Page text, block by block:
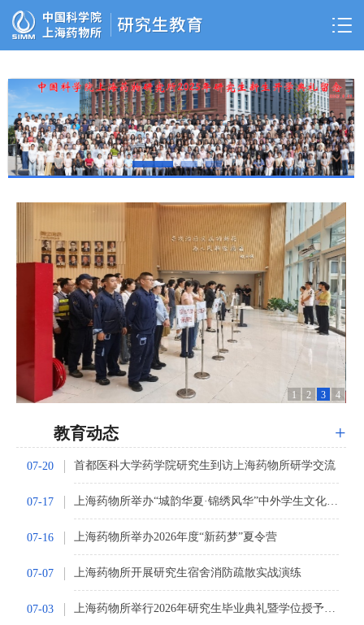
1 2 3 4
教育动态 +
07-20 首都医科大学药学院研究生到访上海药物所研学交流
07-17 上海药物所举办“城韵华夏·锦绣风华”中外学生文化交流活动
07-16 上海药物所举办2026年度“新药梦”夏令营
07-07 上海药物所开展研究生宿舍消防疏散实战演练
07-03 上海药物所举行2026年研究生毕业典礼暨学位授予仪式